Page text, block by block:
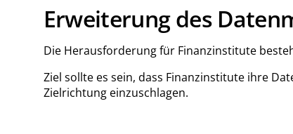
Erweiterung des
Die Herausforderung für Finanzinstitute
Ziel sollte es sein, dass Finanzinstitute ihre
Zielrichtung einzuschlagen.